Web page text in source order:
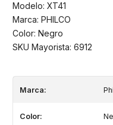
Modelo: XT41
Marca: PHILCO
Color: Negro
SKU Mayorista: 6912
Marca:
Color: